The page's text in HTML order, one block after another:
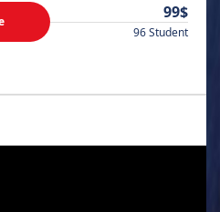
99$
96 Student